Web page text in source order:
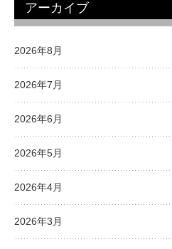
アーカイブ
2026年8月
2026年7月
2026年6月
2026年5月
2026年4月
2026年3月